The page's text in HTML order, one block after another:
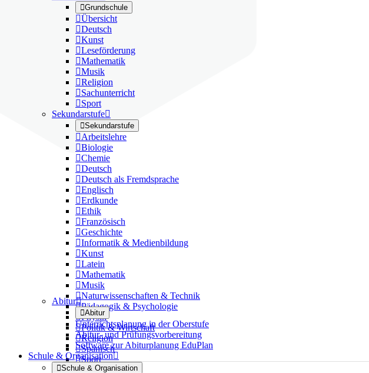
Grundschule
Übersicht
Deutsch
Kunst
Leseförderung
Mathematik
Musik
Religion
Sachunterricht
Sport
Sekundarstufe
Sekundarstufe
Arbeitslehre
Biologie
Chemie
Deutsch
Deutsch als Fremdsprache
Englisch
Erdkunde
Ethik
Französisch
Geschichte
Informatik & Medienbildung
Kunst
Latein
Mathematik
Musik
Naturwissenschaften & Technik
Pädagogik & Psychologie
Physik
Politik & Wirtschaft
Religion
Spanisch
Sport
Abitur
Abitur
Unterrichtsplanung in der Oberstufe
Abitur- und Prüfungsvorbereitung
Software zur Abiturplanung EduPlan
Schule & Organisation
Schule & Organisation